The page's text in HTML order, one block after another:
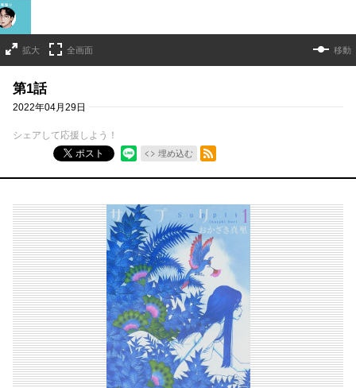
拡大 全画面 移動
第1話
2022年04月29日
シェアして応援しよう！
ポスト
埋め込む
RSSフィード